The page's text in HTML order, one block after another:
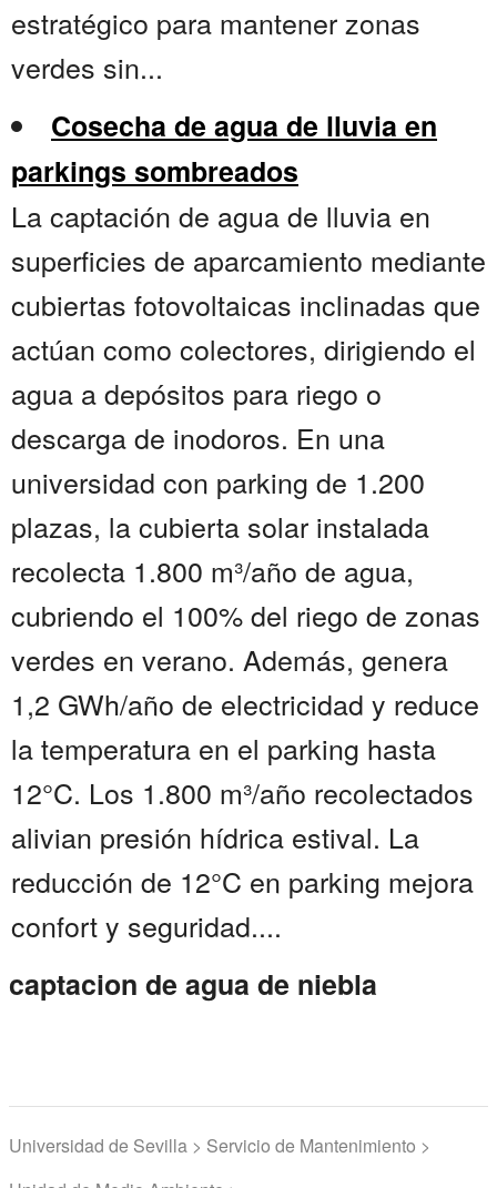
estratégico para mantener zonas
verdes sin...
Cosecha de agua de lluvia en
parkings sombreados
La captación de agua de lluvia en
superficies de aparcamiento mediante
cubiertas fotovoltaicas inclinadas que
actúan como colectores, dirigiendo el
agua a depósitos para riego o
descarga de inodoros. En una
universidad con parking de 1.200
plazas, la cubierta solar instalada
recolecta 1.800 m³/año de agua,
cubriendo el 100% del riego de zonas
verdes en verano. Además, genera
1,2 GWh/año de electricidad y reduce
la temperatura en el parking hasta
12°C. Los 1.800 m³/año recolectados
alivian presión hídrica estival. La
reducción de 12°C en parking mejora
confort y seguridad....
captacion de agua de niebla
Universidad de Sevilla > Servicio de Mantenimiento >